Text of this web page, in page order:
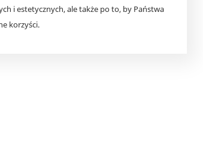
i estetycznych, ale także po to, by Państwa
korzyści.